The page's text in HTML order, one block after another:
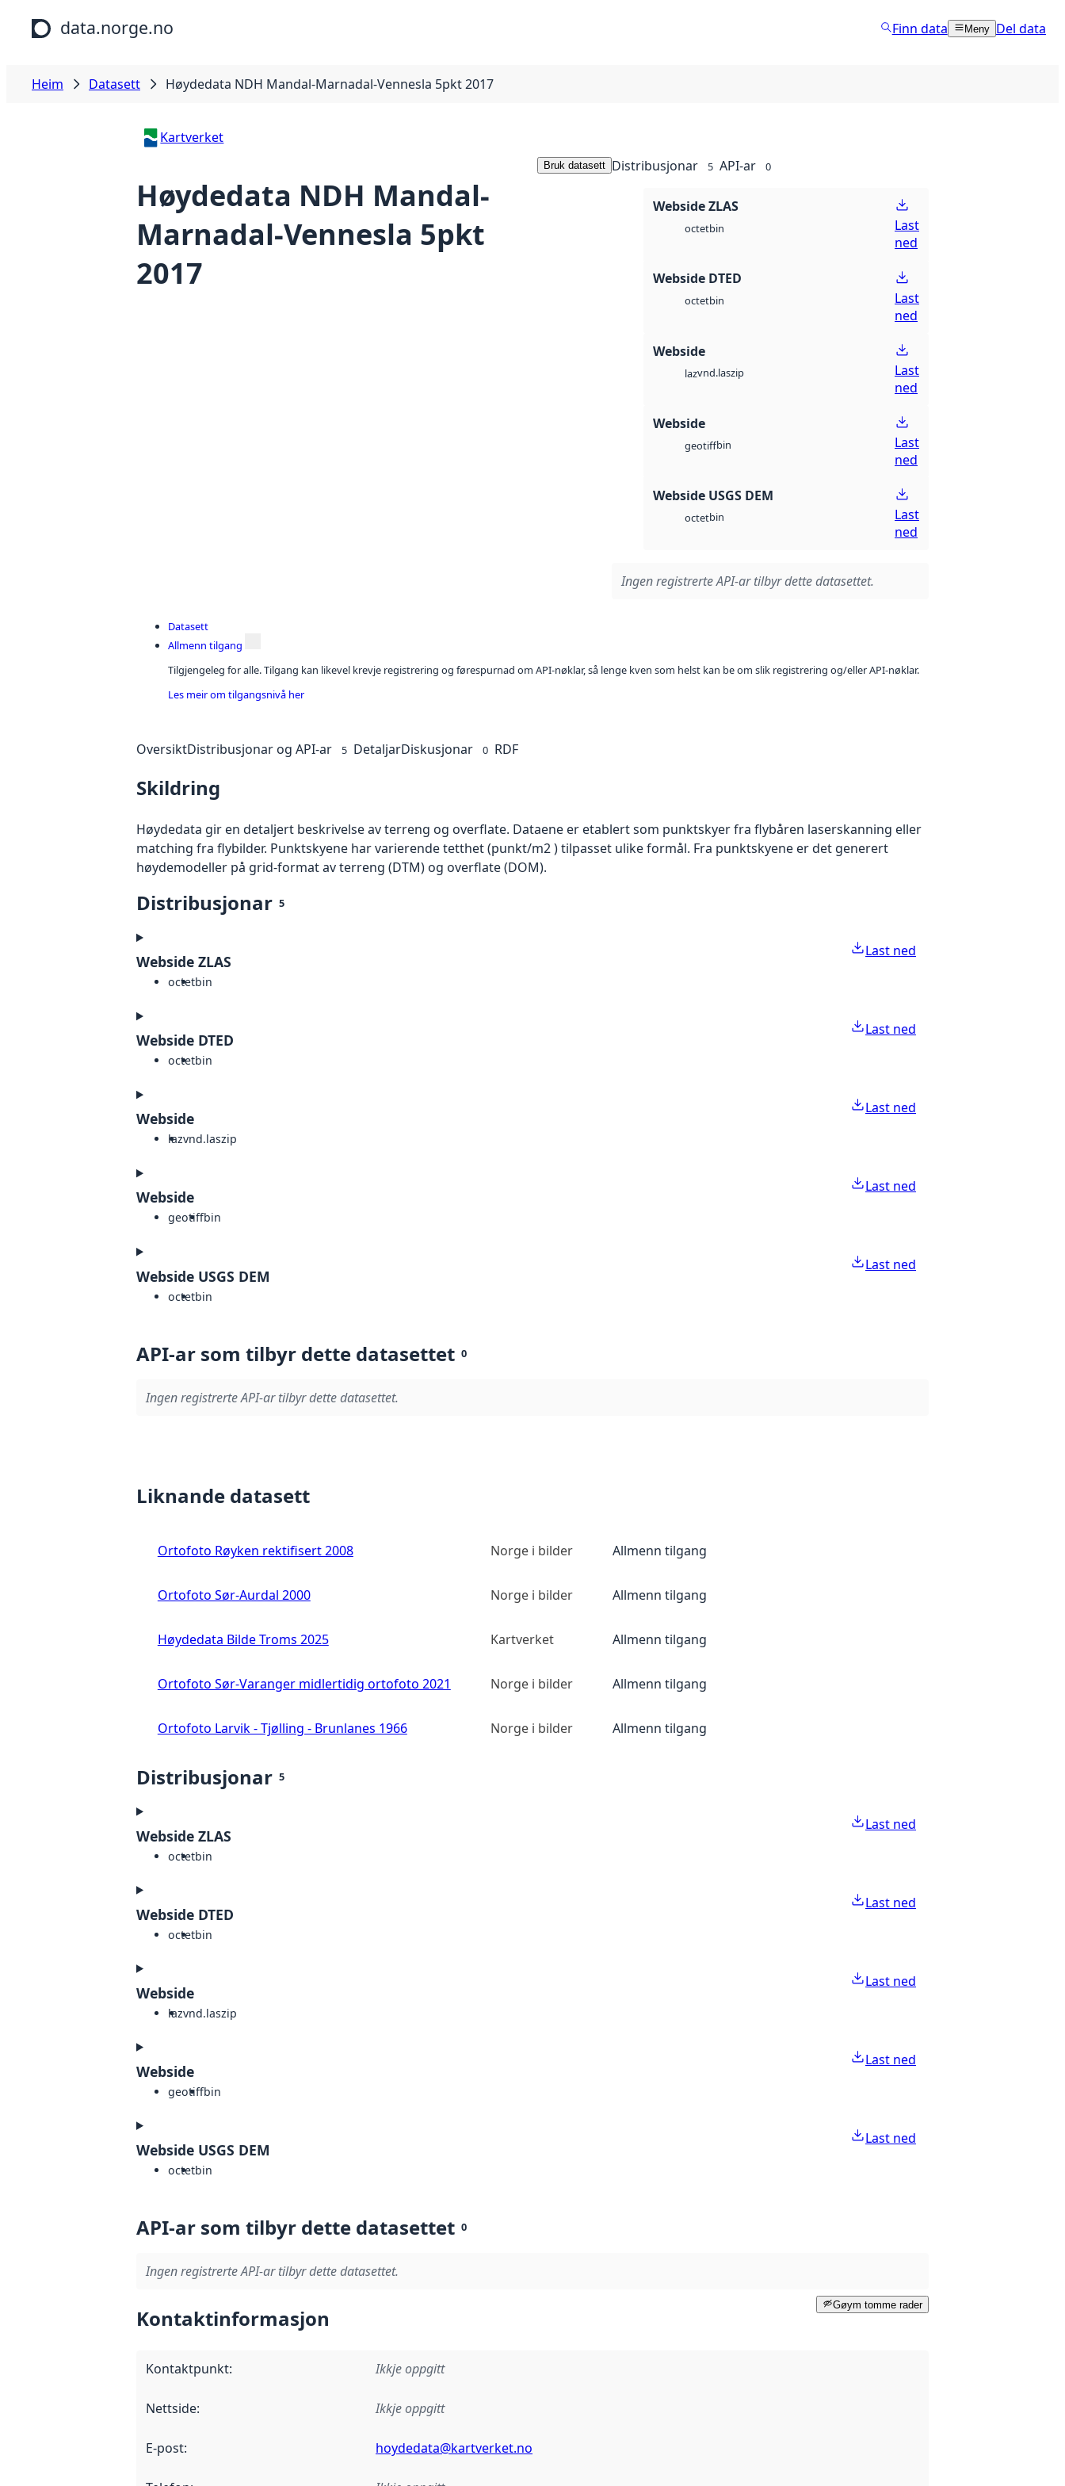
Hopp til hovudinnhald
data.norge.no Finn data Meny Del data
Heim Datasett Høydedata NDH Mandal-Marnadal-Vennesla 5pkt 2017
Kartverket
Høydedata NDH Mandal-
Marnadal-Vennesla 5pkt
2017
Bruk datasett Distribusjonar 5 API-ar 0
Webside ZLAS
octetbin
Last
ned
Webside DTED
octetbin
Last
ned
Webside
lazvnd.laszip
Last
ned
Webside
geotiffbin
Last
ned
Webside USGS DEM
octetbin
Last
ned
Ingen registrerte API-ar tilbyr dette datasettet.
Datasett
Allmenn tilgang
Tilgjengeleg for alle. Tilgang kan likevel krevje registrering og førespurnad om API-nøklar, så lenge kven som helst kan be om slik registrering og/eller API-nøklar.
Les meir om tilgangsnivå her
OversiktDistribusjonar og API-ar 5 DetaljarDiskusjonar 0 RDF
Skildring
Høydedata gir en detaljert beskrivelse av terreng og overflate. Dataene er etablert som punktskyer fra flybåren laserskanning eller
matching fra flybilder. Punktskyene har varierende tetthet (punkt/m2 ) tilpasset ulike formål. Fra punktskyene er det generert
høydemodeller på grid-format av terreng (DTM) og overflate (DOM).
Distribusjonar 5
Webside ZLAS
octetbin
Last ned
Webside DTED
octetbin
Last ned
Webside
lazvnd.laszip
Last ned
Webside
geotiffbin
Last ned
Webside USGS DEM
octetbin
Last ned
API-ar som tilbyr dette datasettet 0
Ingen registrerte API-ar tilbyr dette datasettet.
Liknande datasett
Ortofoto Røyken rektifisert 2008 Norge i bilder Allmenn tilgang
Ortofoto Sør-Aurdal 2000 Norge i bilder Allmenn tilgang
Høydedata Bilde Troms 2025 Kartverket Allmenn tilgang
Ortofoto Sør-Varanger midlertidig ortofoto 2021 Norge i bilder Allmenn tilgang
Ortofoto Larvik - Tjølling - Brunlanes 1966 Norge i bilder Allmenn tilgang
Distribusjonar 5
Webside ZLAS
octetbin
Last ned
Webside DTED
octetbin
Last ned
Webside
lazvnd.laszip
Last ned
Webside
geotiffbin
Last ned
Webside USGS DEM
octetbin
Last ned
API-ar som tilbyr dette datasettet 0
Ingen registrerte API-ar tilbyr dette datasettet.
Gøym tomme rader
Kontaktinformasjon
Kontaktpunkt: Ikkje oppgitt
Nettside: Ikkje oppgitt
E-post: hoydedata@kartverket.no